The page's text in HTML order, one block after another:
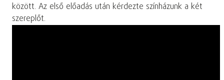
között. Az első előadás után kérdezte színházunk a két
szereplőt.